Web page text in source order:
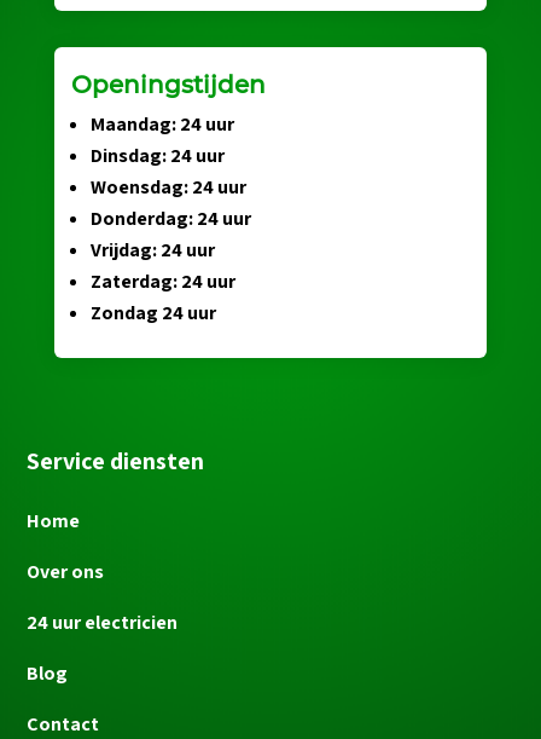
Openingstijden
Maandag: 24 uur
Dinsdag: 24 uur
Woensdag: 24 uur
Donderdag: 24 uur
Vrijdag: 24 uur
Zaterdag: 24 uur
Zondag 24 uur
Service diensten
Home
Over ons
24 uur electricien
Blog
Contact